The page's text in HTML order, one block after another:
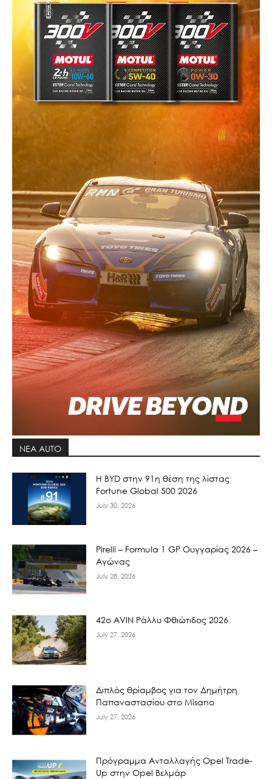
ΝΕΑ AUTO
Η BYD στην 91η θέση της λίστας
Fortune Global 500 2026
July 30, 2026
Pirelli – Formula 1 GP Ουγγαρίας 2026 –
Αγώνας
July 28, 2026
42ο AVIN Ράλλυ Φθιώτιδος 2026
July 27, 2026
Διπλός θρίαμβος για τον Δημήτρη
Παπαναστασίου στο Misano
July 27, 2026
Πρόγραμμα Ανταλλαγής Opel Trade-
Up στην Opel Βελμάρ